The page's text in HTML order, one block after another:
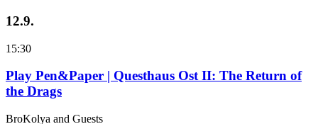
12.9.
15:30
Play Pen&Paper | Questhaus Ost II: The Return of
the Drags
BroKolya and Guests